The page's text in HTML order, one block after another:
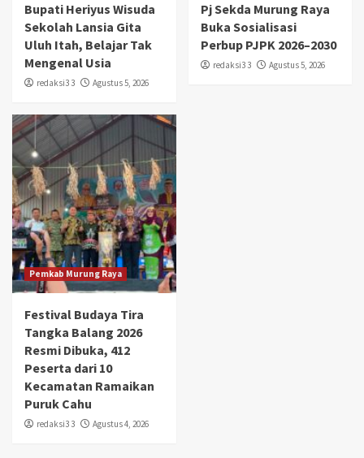
Bupati Heriyus Wisuda
Sekolah Lansia Gita
Uluh Itah, Belajar Tak
Mengenal Usia
redaksi3 3 Agustus 5, 2026
Pj Sekda Murung Raya
Buka Sosialisasi
Perbup PJPK 2026–2030
redaksi3 3 Agustus 5, 2026
Pemkab Murung Raya
Festival Budaya Tira
Tangka Balang 2026
Resmi Dibuka, 412
Peserta dari 10
Kecamatan Ramaikan
Puruk Cahu
redaksi3 3 Agustus 4, 2026